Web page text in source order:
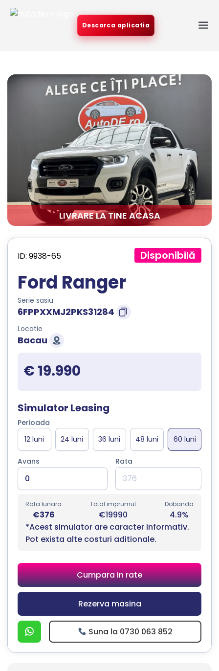
Descarca aplicatia
LIVRARE LA TINE ACASA
ID: 9938-65 Disponibilă
Ford Ranger
Serie sasiu
6FPPXXMJ2PKS31284
Locatie
Bacau
€ 19.990
Simulator Leasing
Perioada
Avans Rata
Rata lunara
€376
Total imprumut
€19990
Dobanda
4.9%
*Acest simulator are caracter informativ.
Pot exista alte costuri aditionale.
Cumpara in rate
Rezerva masina
Suna la 0730 063 852